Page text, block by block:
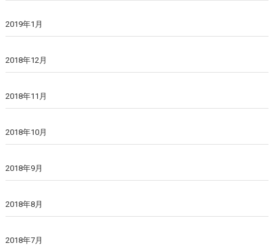
2019年1月
2018年12月
2018年11月
2018年10月
2018年9月
2018年8月
2018年7月